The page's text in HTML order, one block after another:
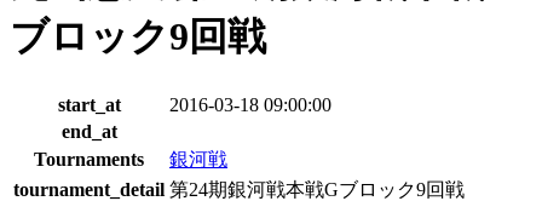
ブロック9回戦
start_at
2016-03-18 09:00:00
end_at
Tournaments
銀河戦
tournament_detail 第24期銀河戦本戦Gブロック9回戦